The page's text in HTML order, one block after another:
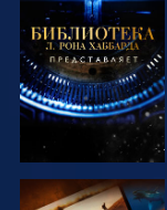
СМОТРЕТЬ
ПЕРЕДАЧИ